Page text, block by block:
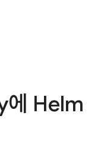
Helm